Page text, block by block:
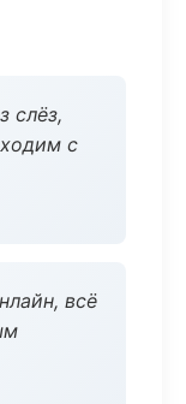
слёз,
с
всё